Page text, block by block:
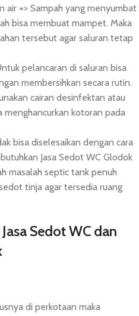
air => Sampah yang menyumbat
bisa membuat mampet. Maka
tersebut agar saluran tetap
pelancaran di saluran bisa
membersihkan secara rutin.
cairan desinfektan atau
menghancurkan kotoran pada
bisa diselesaikan dengan cara
Jasa Sedot WC Glodok
masalah septic tank penuh
tinja agar tersedia ruang
Sedot WC dan
di perkotaan maka